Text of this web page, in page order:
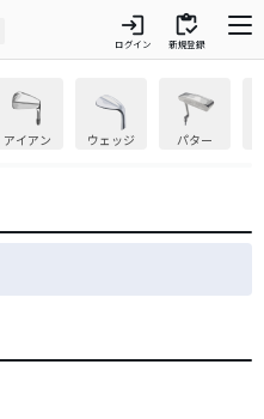
login
ログイン
inventory
新規登録
アイアン ウェッジ パター